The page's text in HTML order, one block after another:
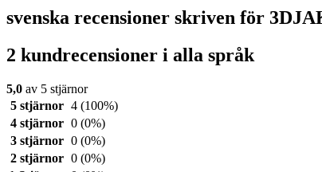
svenska recensioner skriven för
2 kundrecensioner i alla språk
5,0 av 5 stjärnor
5 stjärnor 4 (100%)
4 stjärnor 0 (0%)
3 stjärnor 0 (0%)
2 stjärnor 0 (0%)